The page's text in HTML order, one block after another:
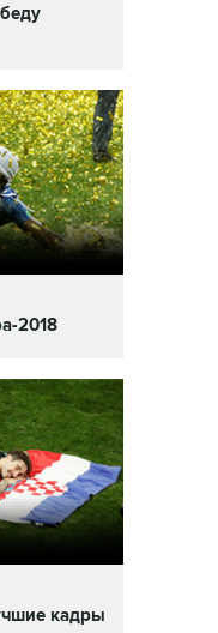
2018
кадры